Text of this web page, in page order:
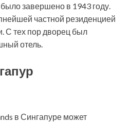
завершено в 1943 году.
частной резиденцией
С тех пор дворец был
отель.
в Сингапуре может